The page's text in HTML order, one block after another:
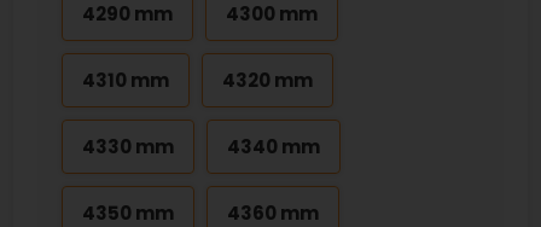
4290 mm 4300 mm
4310 mm 4320 mm
4330 mm 4340 mm
4350 mm 4360 mm